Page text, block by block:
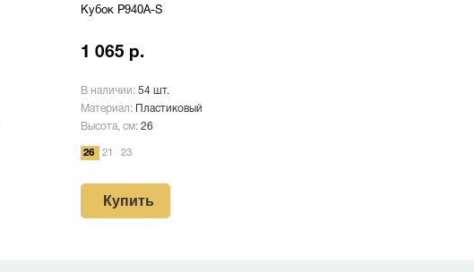
Кубок P940A-S
1 065 р.
В наличии: 54 шт.
Материал:
Пластиковый
Высота, см: 26
26 21 23
Купить